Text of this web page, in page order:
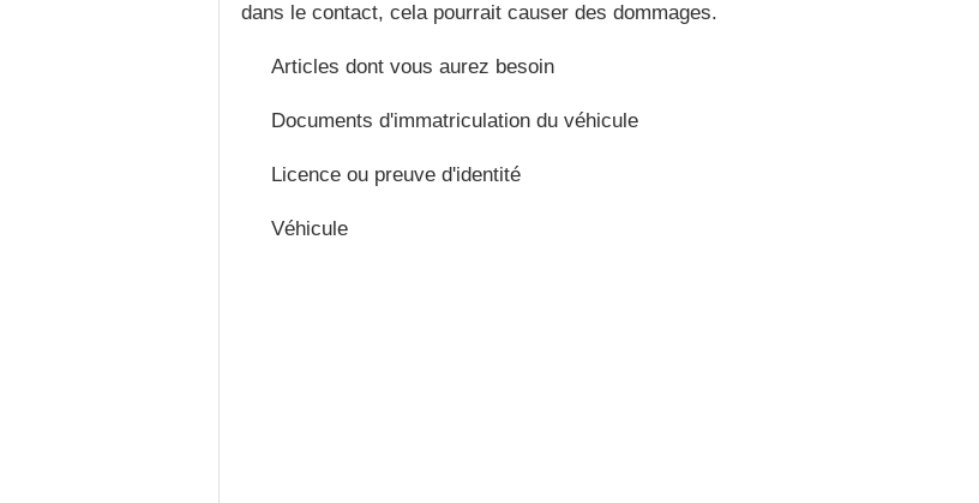
dans le contact, cela pourrait causer des dommages.
Articles dont vous aurez besoin
Documents d'immatriculation du véhicule
Licence ou preuve d'identité
Véhicule